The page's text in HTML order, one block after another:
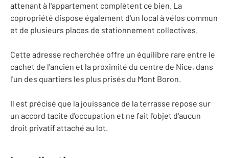
attenant à l'appartement complètent ce bien. La
copropriété dispose également d'un local à vélos commun
et de plusieurs places de stationnement collectives.
Cette adresse recherchée offre un équilibre rare entre le
cachet de l'ancien et la proximité du centre de Nice, dans
l'un des quartiers les plus prisés du Mont Boron.
Il est précisé que la jouissance de la terrasse repose sur
un accord tacite d'occupation et ne fait l'objet d'aucun
droit privatif attaché au lot.